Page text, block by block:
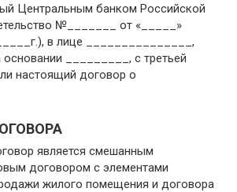
Центральным банком Российской
№_______ от «_____»
в лице _______________,
_________, с третьей
настоящий договор о
является смешанным
договором с элементами
жилого помещения и договора